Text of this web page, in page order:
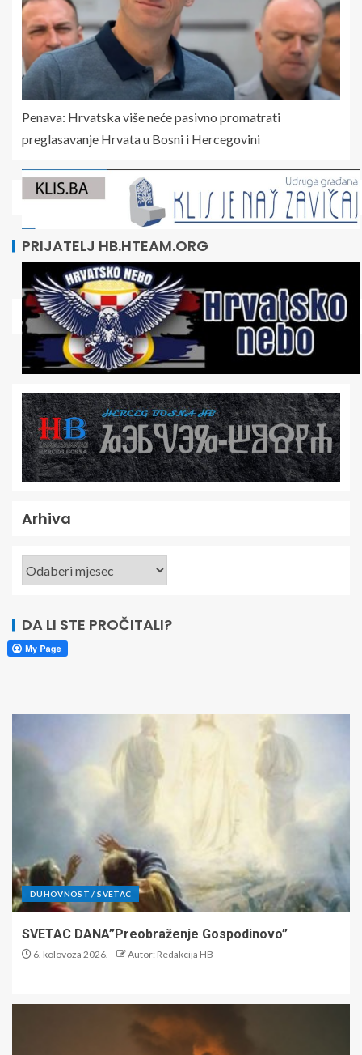
Penava: Hrvatska više neće pasivno promatrati
preglasavanje Hrvata u Bosni i Hercegovini
PRIJATELJ HB.HTEAM.ORG
Arhiva
DA LI STE PROČITALI?
DUHOVNOST / SVETAC
SVETAC DANA”Preobraženje Gospodinovo”
6. kolovoza 2026. Autor: Redakcija HB